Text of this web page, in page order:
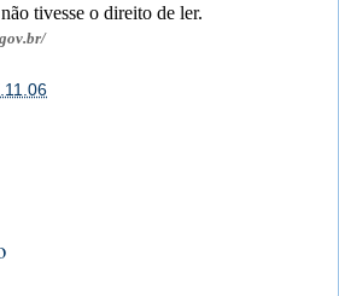
tivesse o direito de ler.